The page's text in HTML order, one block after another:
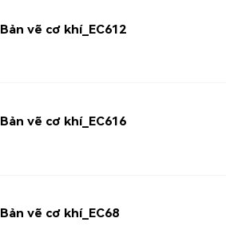
Bản vẽ cơ khí_EC612
Bản vẽ cơ khí_EC616
Bản vẽ cơ khí_EC68